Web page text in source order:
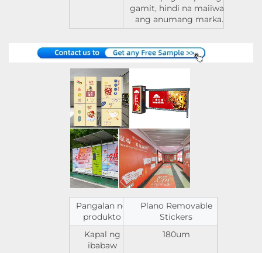
gamit, hindi na maiiwan
ang anumang marka.
Pangalan ng
produkto
Plano Removable
Stickers
Kapal ng
ibabaw
180um